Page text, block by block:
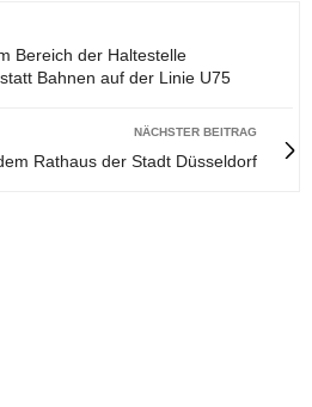
Bereich der Haltestelle
Bahnen auf der Linie U75
NÄCHSTER BEITRAG
Rathaus der Stadt Düsseldorf